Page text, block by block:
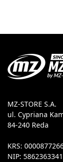
MZ-STORE S.A.
ul. Cypriana
84-240 Reda
KRS:
NIP: 5862363341